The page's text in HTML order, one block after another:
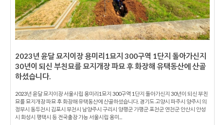
2023년 윤달 묘지이장 용미리1묘지 300구역 1단지 돌아가신지
30년이 되신 부친묘를 묘지개장 파묘 후 화장해 유택동산에 산골
하셨습니다.
2023년 윤달 묘지이장 서울시립 용미리1묘지 300구역 1단지 돌아가신지 30년이 되신 부친
묘를 묘지개장 파묘 후 화장해 유택동산에 산골하셨습니다. 경기도 고양시 파주시 양주시 의
정부시 동두천시 김포시 부천시 남양주시 구리시 양평군 가평군 포천군 연천군 안산시 안성
시 화성시 평택시 등 전국출장 가능 서울시립 용미...